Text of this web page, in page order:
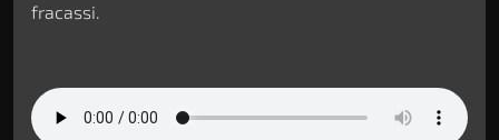
fracassi.